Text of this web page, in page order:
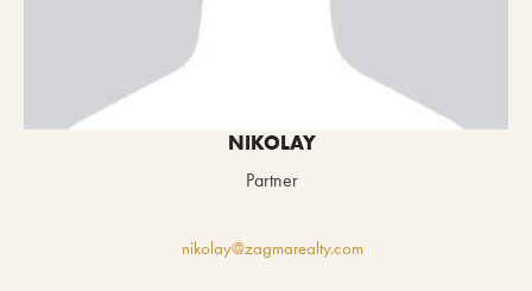
NIKOLAY
Partner
nikolay@zagmarealty.com